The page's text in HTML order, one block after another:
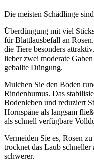
Die meisten Schädlinge
Überdüngung mit viel
für Blattlausbefall an
die Tiere besonders
lieber zwei moderate
geballte Düngung.
Mulchen Sie den Boden
Rindenhumus. Das
Bodenleben und reduziert
Hornspäne als langsam
als schnell verfügbare
Vermeiden Sie es, Rosen
trocknet das Laub
schwerer.